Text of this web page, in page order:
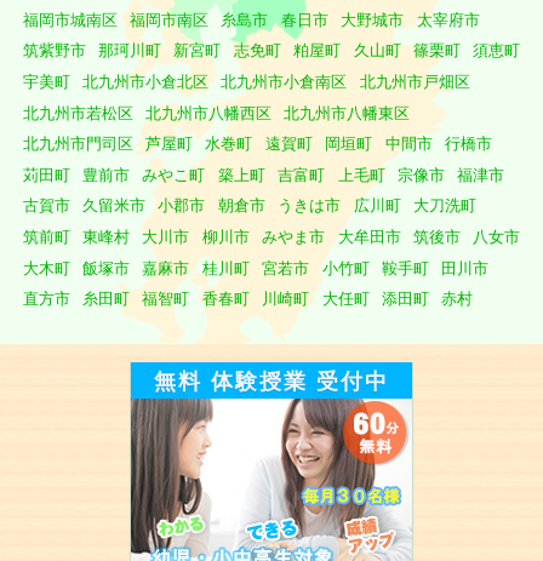
福岡市城南区
福岡市南区 糸島市 春日市 大野城市
太宰府市
筑紫野市
那珂川町 新宮町 志免町 粕屋町 久山町 篠栗町
須恵町
宇美町
北九州市小倉北区 北九州市小倉南区
北九州市戸畑区
北九州市若松区
北九州市八幡西区
北九州市八幡東区
北九州市門司区
芦屋町 水巻町 遠賀町 岡垣町 中間市
行橋市
苅田町
豊前市 みやこ町 築上町 吉富町 上毛町 宗像市
福津市
古賀市
久留米市 小郡市 朝倉市 うきは市 広川町
大刀洗町
筑前町
東峰村 大川市 柳川市 みやま市 大牟田市 筑後市
八女市
大木町
飯塚市 嘉麻市 桂川町 宮若市 小竹町 鞍手町
田川市
直方市
糸田町 福智町 香春町 川崎町 大任町 添田町 赤村
無料 体験授業 受付中